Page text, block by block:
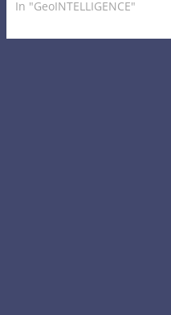
In "GeoINTELLIGENCE"